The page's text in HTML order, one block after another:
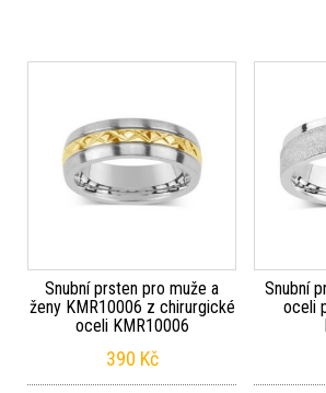
Snubní prsten pro muže a
ženy KMR10006 z chirurgické
oceli KMR10006
390 Kč
Snubní
oceli